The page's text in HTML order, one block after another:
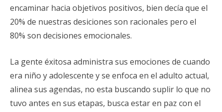
encaminar hacia objetivos positivos, bien decía que el
20% de nuestras desiciones son racionales pero el
80% son decisiones emocionales.
La gente éxitosa administra sus emociones de cuando
era niño y adolescente y se enfoca en el adulto actual,
alinea sus agendas, no esta buscando suplir lo que no
tuvo antes en sus etapas, busca estar en paz con el